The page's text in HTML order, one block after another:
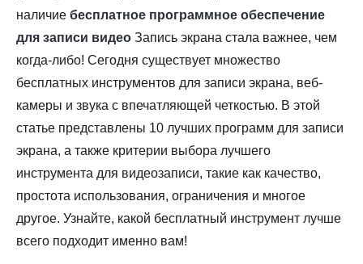
наличие бесплатное программное обеспечение
для записи видео Запись экрана стала важнее, чем
когда-либо! Сегодня существует множество
бесплатных инструментов для записи экрана, веб-
камеры и звука с впечатляющей четкостью. В этой
статье представлены 10 лучших программ для записи
экрана, а также критерии выбора лучшего
инструмента для видеозаписи, такие как качество,
простота использования, ограничения и многое
другое. Узнайте, какой бесплатный инструмент лучше
всего подходит именно вам!